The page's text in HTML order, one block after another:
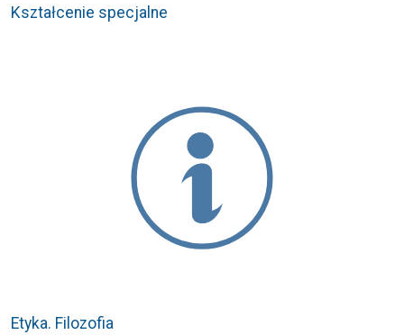
Kształcenie specjalne
Etyka. Filozofia